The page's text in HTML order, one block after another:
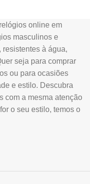
online em
masculinos e
à água,
seja para comprar
ou para ocasiões
e estilo. Descubra
com a mesma atenção
o seu estilo, temos o